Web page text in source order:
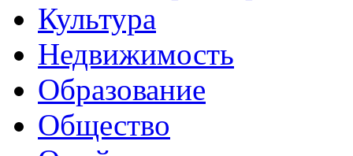
Культура
Недвижимость
Образование
Общество